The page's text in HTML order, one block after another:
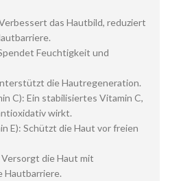
das Hautbild, reduziert
Feuchtigkeit und
die Hautregeneration.
C): Ein stabilisiertes Vitamin C,
wirkt.
E): Schützt die Haut vor freien
die Haut mit
Hautbarriere.